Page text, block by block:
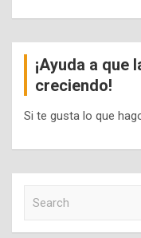
¡Ayuda a que
creciendo!
Si te gusta lo que